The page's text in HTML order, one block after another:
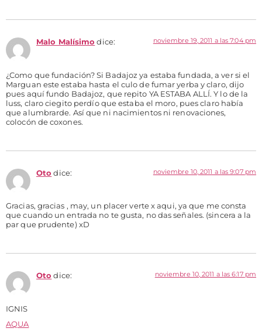
Malo Malísimo dice: noviembre 19, 2011 a las 7:04 pm
¿Como que fundación? Si Badajoz ya estaba fundada, a ver si el
Marguan este estaba hasta el culo de fumar yerba y claro, dijo
pues aquí fundo Badajoz, que repito YA ESTABA ALLÍ. Y lo de la
luss, claro ciegito perdío que estaba el moro, pues claro había
que alumbrarde. Así que ni nacimientos ni renovaciones,
colocón de coxones.
Oto dice: noviembre 10, 2011 a las 9:07 pm
Gracias, gracias , may, un placer verte x aqui, ya que me consta
que cuando un entrada no te gusta, no das señales. (sincera a la
par que prudente) xD
Oto dice: noviembre 10, 2011 a las 6:17 pm
IGNIS
AQUA